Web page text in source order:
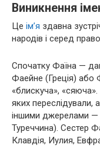
Виникнення
Це ім’я здавна
народів і серед
Спочатку Фаїна —
Фаейне (Греція) або
«блискуча»,
яких переслідували,
іншими джерелами —
Туреччина). Сестер
Клавдія, Иулия,